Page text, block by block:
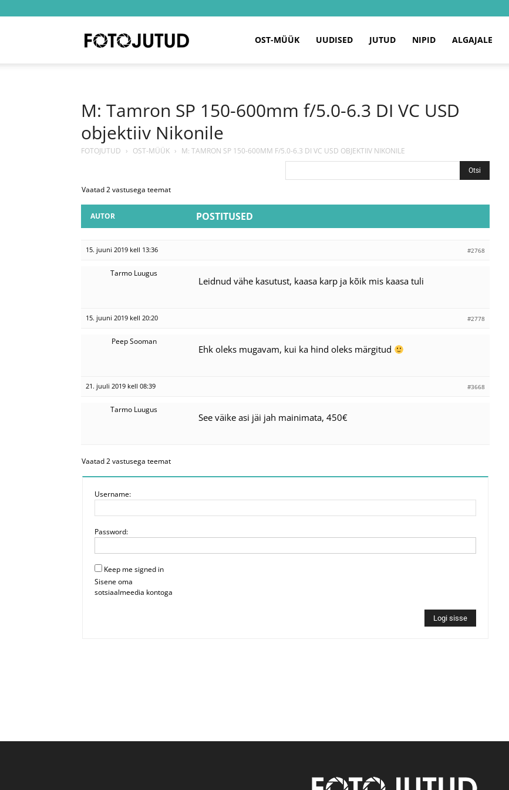
OST-MÜÜK UUDISED JUTUD NIPID ALGAJALE
M: Tamron SP 150-600mm f/5.0-6.3 DI VC USD
objektiiv Nikonile
FOTOJUTUD › OST-MÜÜK › M: TAMRON SP 150-600MM F/5.0-6.3 DI VC USD OBJEKTIIV NIKONILE
Vaatad 2 vastusega teemat
AUTOR POSTITUSED
15. juuni 2019 kell 13:36 #2768
Tarmo Luugus
Leidnud vähe kasutust, kaasa karp ja kõik mis kaasa tuli
15. juuni 2019 kell 20:20 #2778
Peep Sooman
Ehk oleks mugavam, kui ka hind oleks märgitud
21. juuli 2019 kell 08:39 #3668
Tarmo Luugus
See väike asi jäi jah mainimata, 450€
Vaatad 2 vastusega teemat
Username:
Password:
Keep me signed in
Sisene oma
sotsiaalmeedia kontoga
Logi sisse